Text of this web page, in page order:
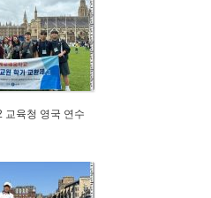
육청 영국 연수